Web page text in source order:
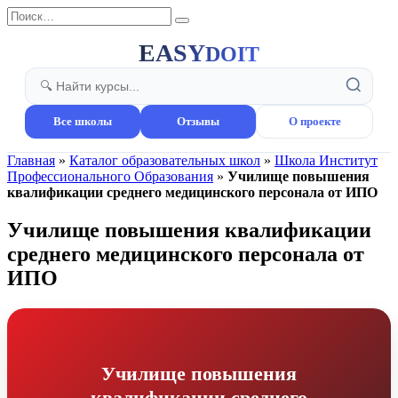
Перейти
к
Search
for:
EASYDOIT
Все школы Отзывы О проекте
Главная » Каталог образовательных школ » Школа Институт
Профессионального Образования » Училище повышения
квалификации среднего медицинского персонала от ИПО
Училище повышения квалификации
среднего медицинского персонала от
ИПО
Училище повышения